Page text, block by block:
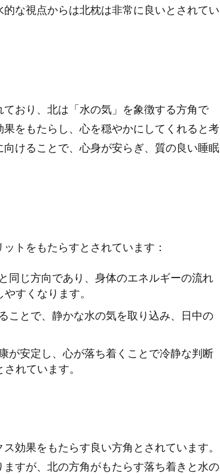
な視点からは北枕は非常に良いとされてい
おり、北は「水の気」を象徴する方角で
をもたらし、心を穏やかにしてくれると考
けることで、心身が安らぎ、質の良い睡眠
トをもたらすとされています：
同じ方向であり、身体のエネルギーの流れ
すくなります。
ことで、静かな水の気を取り込み、日中の
が安定し、心が落ち着くことで冷静な判断
れています。
効果をもたらす良い方角とされています。
すが、北の方角がもたらす落ち着きと水の